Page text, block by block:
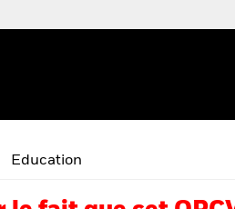
Education